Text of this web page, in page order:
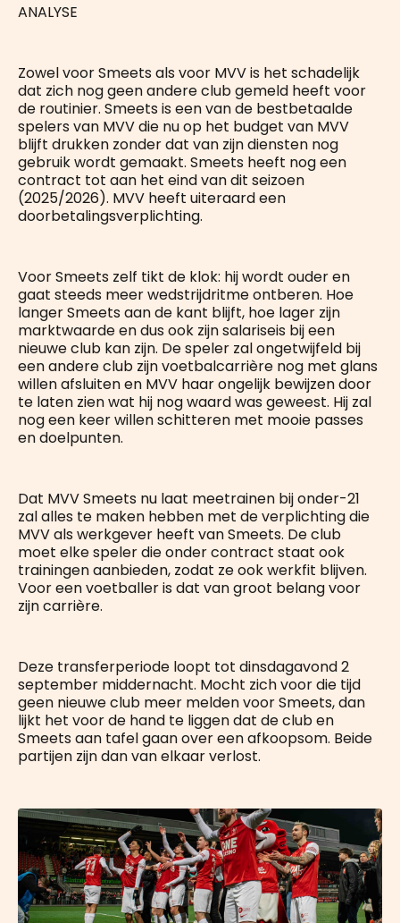
ANALYSE
Zowel voor Smeets als voor MVV is het schadelijk
dat zich nog geen andere club gemeld heeft voor
de routinier. Smeets is een van de bestbetaalde
spelers van MVV die nu op het budget van MVV
blijft drukken zonder dat van zijn diensten nog
gebruik wordt gemaakt. Smeets heeft nog een
contract tot aan het eind van dit seizoen
(2025/2026). MVV heeft uiteraard een
doorbetalingsverplichting.
Voor Smeets zelf tikt de klok: hij wordt ouder en
gaat steeds meer wedstrijdritme ontberen. Hoe
langer Smeets aan de kant blijft, hoe lager zijn
marktwaarde en dus ook zijn salariseis bij een
nieuwe club kan zijn. De speler zal ongetwijfeld bij
een andere club zijn voetbalcarrière nog met glans
willen afsluiten en MVV haar ongelijk bewijzen door
te laten zien wat hij nog waard was geweest. Hij zal
nog een keer willen schitteren met mooie passes
en doelpunten.
Dat MVV Smeets nu laat meetrainen bij onder-21
zal alles te maken hebben met de verplichting die
MVV als werkgever heeft van Smeets. De club
moet elke speler die onder contract staat ook
trainingen aanbieden, zodat ze ook werkfit blijven.
Voor een voetballer is dat van groot belang voor
zijn carrière.
Deze transferperiode loopt tot dinsdagavond 2
september middernacht. Mocht zich voor die tijd
geen nieuwe club meer melden voor Smeets, dan
lijkt het voor de hand te liggen dat de club en
Smeets aan tafel gaan over een afkoopsom. Beide
partijen zijn dan van elkaar verlost.